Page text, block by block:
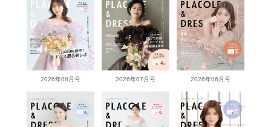
2026年08月号 2026年07月号 2026年06月号